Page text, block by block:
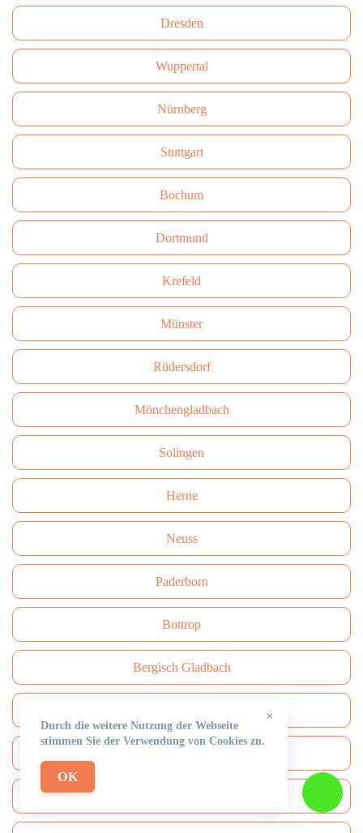
Dresden
Wuppertal
Nürnberg
Stuttgart
Bochum
Dortmund
Krefeld
Münster
Rüdersdorf
Mönchengladbach
Solingen
Herne
Neuss
Paderborn
Bottrop
Bergisch Gladbach
×
Durch die weitere Nutzung der Webseite
stimmen Sie der Verwendung von Cookies zu.
OK